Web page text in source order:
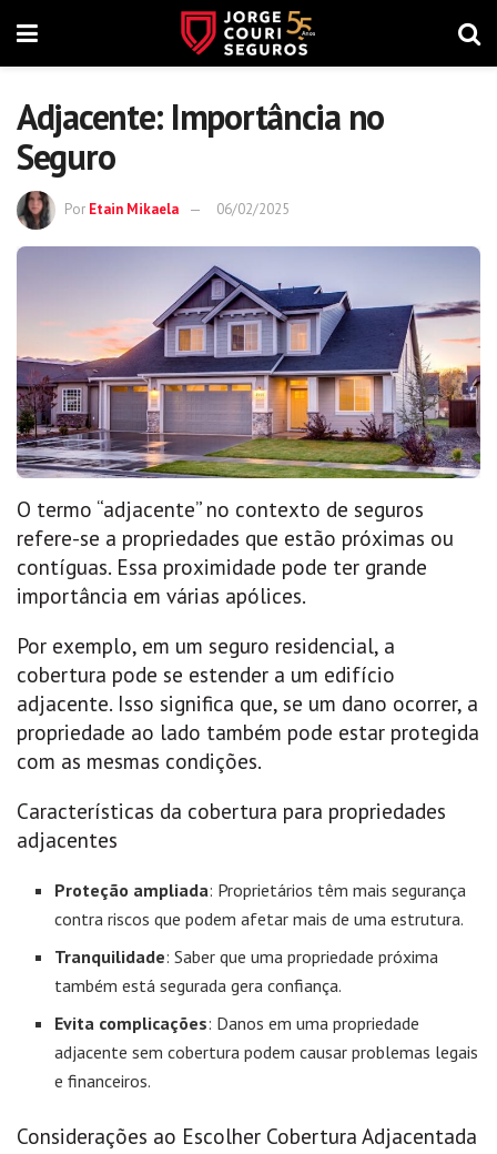
Adjacente: Importância no
Seguro
Por Etain Mikaela 06/02/2025
O termo “adjacente” no contexto de seguros
refere-se a propriedades que estão próximas ou
contíguas. Essa proximidade pode ter grande
importância em várias apólices.
Por exemplo, em um seguro residencial, a
cobertura pode se estender a um edifício
adjacente. Isso significa que, se um dano ocorrer, a
propriedade ao lado também pode estar protegida
com as mesmas condições.
Características da cobertura para propriedades
adjacentes
Proteção ampliada: Proprietários têm mais segurança
contra riscos que podem afetar mais de uma estrutura.
Tranquilidade: Saber que uma propriedade próxima
também está segurada gera confiança.
Evita complicações: Danos em uma propriedade
adjacente sem cobertura podem causar problemas legais
e financeiros.
Considerações ao Escolher Cobertura Adjacentada